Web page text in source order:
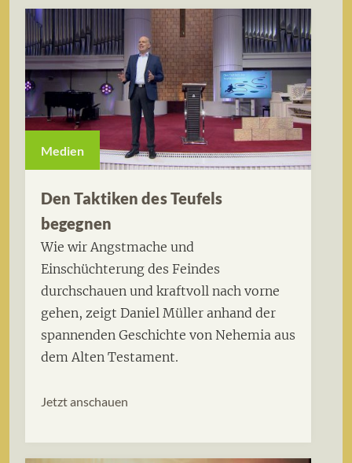
Medien
Den Taktiken des Teufels
begegnen
Wie wir Angstmache und
Einschüchterung des Feindes
durchschauen und kraftvoll nach vorne
gehen, zeigt Daniel Müller anhand der
spannenden Geschichte von Nehemia aus
dem Alten Testament.
Jetzt anschauen